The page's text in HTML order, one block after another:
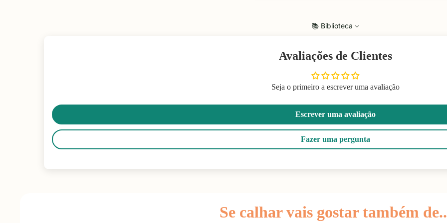
📚 Biblioteca
Avaliações de Clientes
Seja o primeiro a escrever uma avaliação
Escrever uma avaliação
Fazer uma pergunta
Se calhar vais gostar também